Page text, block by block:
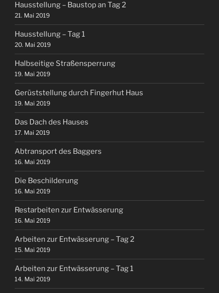
Hausstellung – Baustop an Tag 2
21. Mai 2019
Hausstellung – Tag 1
20. Mai 2019
Halbseitige Straßensperrung
19. Mai 2019
Gerüststellung durch Fingerhut Haus
19. Mai 2019
Das Dach des Hauses
17. Mai 2019
Abtransport des Baggers
16. Mai 2019
Die Beschilderung
16. Mai 2019
Restarbeiten zur Entwässerung
16. Mai 2019
Arbeiten zur Entwässerung – Tag 2
15. Mai 2019
Arbeiten zur Entwässerung – Tag 1
14. Mai 2019